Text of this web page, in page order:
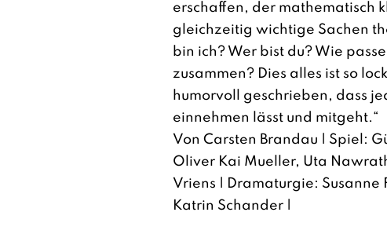
erschaffen, der mathematisch
gleichzeitig wichtige Sachen
bin ich? Wer bist du? Wie
zusammen? Dies alles ist so
humorvoll geschrieben, dass
einnehmen lässt und mitgeht.“
Von Carsten Brandau | Spiel:
Oliver Kai Mueller, Uta
Vriens | Dramaturgie: Susanne
Katrin Schander |